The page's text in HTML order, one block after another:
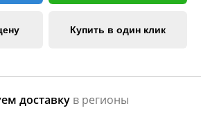
Купить в один клик
доставку в регионы